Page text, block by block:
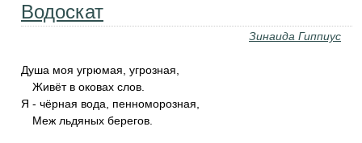
Водоскат
Зинаида Гиппиус
Душа моя угрюмая, угрозная,
Живёт в оковах слов.
Я - чёрная вода, пенноморозная,
Меж льдяных берегов.